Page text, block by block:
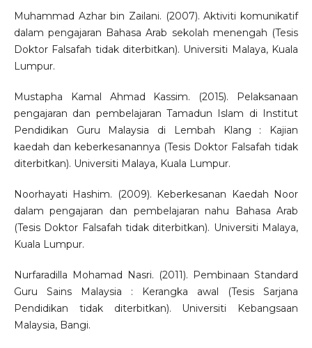
Muhammad Azhar bin Zailani. (2007). Aktiviti komunikatif
dalam pengajaran Bahasa Arab sekolah menengah (Tesis
Doktor Falsafah tidak diterbitkan). Universiti Malaya, Kuala
Lumpur.
Mustapha Kamal Ahmad Kassim. (2015). Pelaksanaan
pengajaran dan pembelajaran Tamadun Islam di Institut
Pendidikan Guru Malaysia di Lembah Klang : Kajian
kaedah dan keberkesanannya (Tesis Doktor Falsafah tidak
diterbitkan). Universiti Malaya, Kuala Lumpur.
Noorhayati Hashim. (2009). Keberkesanan Kaedah Noor
dalam pengajaran dan pembelajaran nahu Bahasa Arab
(Tesis Doktor Falsafah tidak diterbitkan). Universiti Malaya,
Kuala Lumpur.
Nurfaradilla Mohamad Nasri. (2011). Pembinaan Standard
Guru Sains Malaysia : Kerangka awal (Tesis Sarjana
Pendidikan tidak diterbitkan). Universiti Kebangsaan
Malaysia, Bangi.